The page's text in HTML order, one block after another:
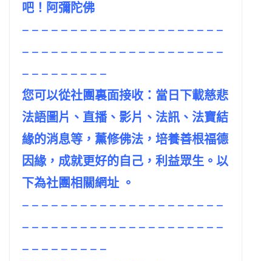
吧！阿彌陀佛
– – – – – – – – – – – – – – – – – – – – –
– – – – – – – – – – – – – – – – – – – – –
– – – – – – – – –
您可以從社團裏面接收：當日下載慈悲
法語圖片、直播、影片、法訊、法寶結
緣的消息等，薰修佛法，培養善根福德
因緣，成就更好的自己，利益眾生。以
下為社團相關網址 。
– – – – – – – – – – – – – – – – – – – – –
– – – – – – – – – – – – – – – – – – – – –
– – – – – – – – –